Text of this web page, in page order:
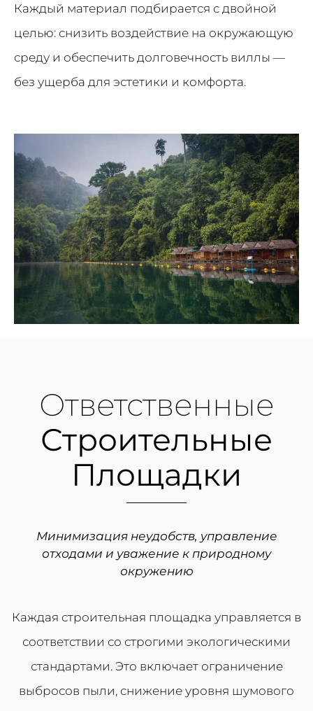
Каждый материал подбирается с двойной
целью: снизить воздействие на окружающую
среду и обеспечить долговечность виллы —
без ущерба для эстетики и комфорта.
Ответственные
Строительные
Площадки
Минимизация неудобств, управление
отходами и уважение к природному
окружению
Каждая строительная площадка управляется в
соответствии со строгими экологическими
стандартами. Это включает ограничение
выбросов пыли, снижение уровня шумового